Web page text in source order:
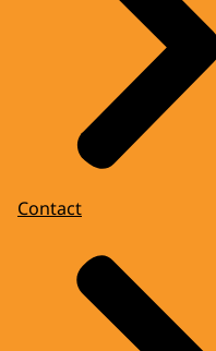
Contact